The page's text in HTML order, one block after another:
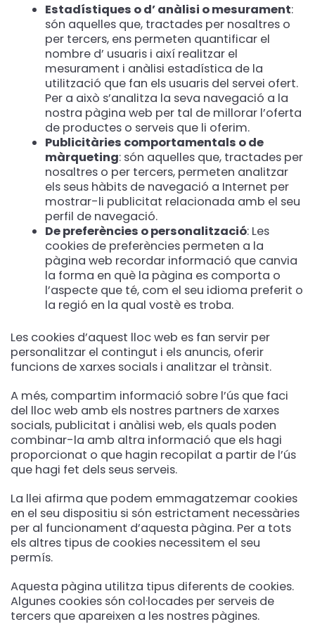
Estadístiques o d’ anàlisi o mesurament:
són aquelles que, tractades per nosaltres o
per tercers, ens permeten quantificar el
nombre d’ usuaris i així realitzar el
mesurament i anàlisi estadística de la
utilització que fan els usuaris del servei ofert.
Per a això s’analitza la seva navegació a la
nostra pàgina web per tal de millorar l’oferta
de productes o serveis que li oferim.
Publicitàries comportamentals o de
màrqueting: són aquelles que, tractades per
nosaltres o per tercers, permeten analitzar
els seus hàbits de navegació a Internet per
mostrar-li publicitat relacionada amb el seu
perfil de navegació.
De preferències o personalització: Les
cookies de preferències permeten a la
pàgina web recordar informació que canvia
la forma en què la pàgina es comporta o
l’aspecte que té, com el seu idioma preferit o
la regió en la qual vostè es troba.
Les cookies d’aquest lloc web es fan servir per
personalitzar el contingut i els anuncis, oferir
funcions de xarxes socials i analitzar el trànsit.
A més, compartim informació sobre l’ús que faci
del lloc web amb els nostres partners de xarxes
socials, publicitat i anàlisi web, els quals poden
combinar-la amb altra informació que els hagi
proporcionat o que hagin recopilat a partir de l’ús
que hagi fet dels seus serveis.
La llei afirma que podem emmagatzemar cookies
en el seu dispositiu si són estrictament necessàries
per al funcionament d’aquesta pàgina. Per a tots
els altres tipus de cookies necessitem el seu
permís.
Aquesta pàgina utilitza tipus diferents de cookies.
Algunes cookies són col·locades per serveis de
tercers que apareixen a les nostres pàgines.